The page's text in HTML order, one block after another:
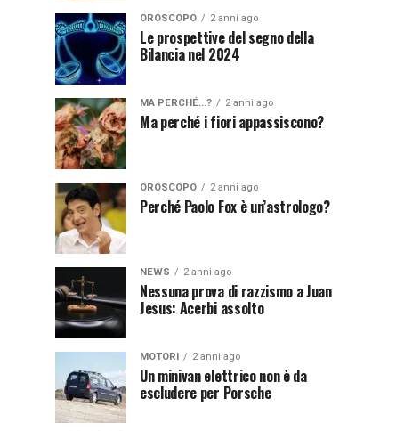
OROSCOPO 2 anni ago
Le prospettive del segno della
Bilancia nel 2024
MA PERCHÉ...? 2 anni ago
Ma perché i fiori appassiscono?
OROSCOPO 2 anni ago
Perché Paolo Fox è un’astrologo?
NEWS 2 anni ago
Nessuna prova di razzismo a Juan
Jesus: Acerbi assolto
MOTORI 2 anni ago
Un minivan elettrico non è da
escludere per Porsche